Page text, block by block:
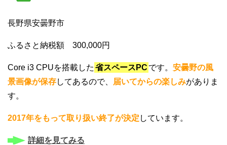
長野県安曇野市
ふるさと納税額 300,000円
Core i3 CPUを搭載した 省スペースPC です。 安曇野の風
景画像が保存してあるので、 届いてからの楽しみがありま
す。
2017年をもって取り扱い終了が決定 しています。
詳細を見てみる